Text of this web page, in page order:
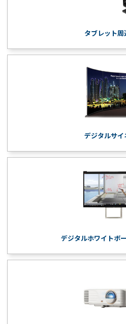
タブレット周
デジタルサイ
デジタルホワイトボ